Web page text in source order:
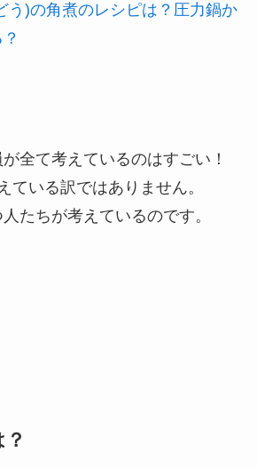
う)の角煮のレシピは？圧力鍋か
全て考えているのはすごい！
ている訳ではありません。
たちが考えているのです。